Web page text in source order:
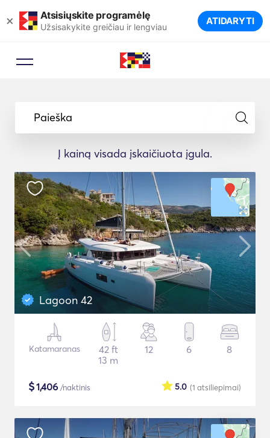
× Atsisiųskite programėlę
Užsisakykite greičiau ir lengviau ATIDARYTI
Paieška
Į kainą visada įskaičiuota įgula.
Lagoon 42
Katamaranas
42 ft
13 m
12 6 8
$1,406 /naktinis (1 atsiliepimai)
5.0